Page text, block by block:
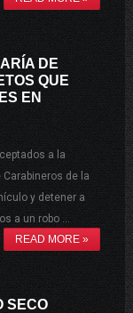
DE
QUE
EN
a la
de la
y detener a
a un robo …
READ MORE »
SECO